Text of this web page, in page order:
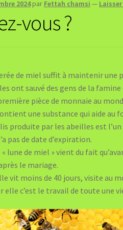
2024par Fettah chamsi —
vous ?
de miel suffit à maintenir une
ont sauvé des gens de la famine
pièce de monnaie au
une substance qui aide au
produite par les abeilles est
pas de date d’expiration.
lune de miel » vient du fait
le mariage.
vit moins de 40 jours, visite au
elle c’est le travail de toute une